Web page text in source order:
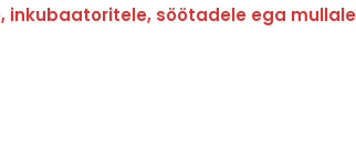
inkubaatoritele, söötadele ega mullale